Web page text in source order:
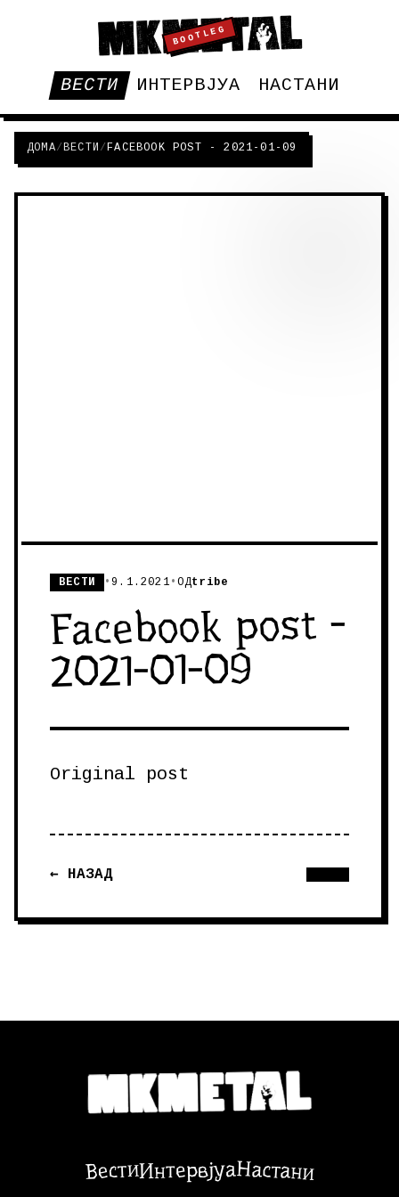
BOOTLEG
ВЕСТИ ИНТЕРВЈУА НАСТАНИ
ДОМА/ВЕСТИ /FACEBOOK POST - 2021-01-09
ВЕСТИ • 9.1.2021 •ОДtribe
Facebook post -
2021-01-09
Original post
← НАЗАД
ВестиИнтервјуаНастани